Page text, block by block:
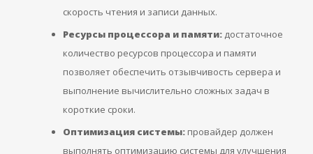
скорость чтения и записи данных.
Ресурсы процессора и памяти: достаточное
количество ресурсов процессора и памяти
позволяет обеспечить отзывчивость сервера и
выполнение вычислительно сложных задач в
короткие сроки.
Оптимизация системы: провайдер должен
выполнять оптимизацию системы для улучшения